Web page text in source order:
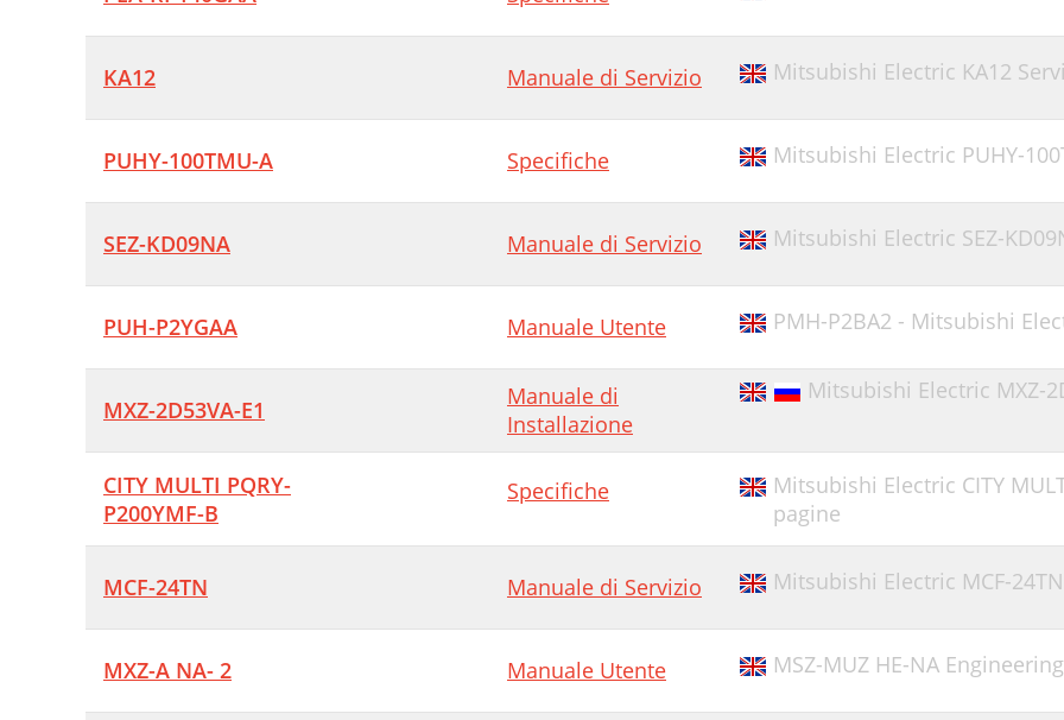
KA12 Manuale di Servizio Mitsubishi Electric KA12
PUHY-100TMU-A Specifiche Mitsubishi Electric PUHY-
SEZ-KD09NA Manuale di Servizio Mitsubishi Electric SEZ-
PUH-P2YGAA Manuale Utente PMH-P2BA2 - Mitsubishi
MXZ-2D53VA-E1
Manuale di
Installazione
Mitsubishi Electric MXZ-
CITY MULTI PQRY-
P200YMF-B
Specifiche Mitsubishi Electric CITY
pagine
MCF-24TN Manuale di Servizio Mitsubishi Electric MCF-
MXZ-A NA- 2 Manuale Utente MSZ-MUZ HE-NA